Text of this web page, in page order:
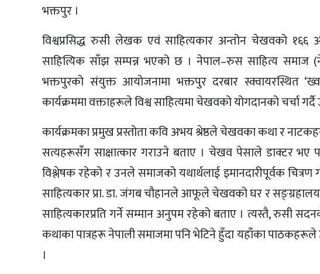
भक्तपुर ।
विश्वप्रसिद्ध रुसी लेखक एवं साहित्यकार अन्तोन चेखवको
साहित्यिक साँझ सम्पन्न भएको छ । नेपाल–रुस साहित्य
भक्तपुरको संयुक्त आयोजनामा भक्तपुर दरबार स्क्वायरस्थित
कार्यक्रममा वक्ताहरूले विश्व साहित्यमा चेखवको योगदानको चर्चा
कार्यक्रमका प्रमुख प्रस्तोता कवि अभय श्रेष्ठले चेखवका कथा र
सत्यहरूसँग साक्षात्कार गराउने बताए । चेखव पेसाले डाक्टर भए
विश्लेषक रहेको र उनले समाजको यथार्थलाई इमानदारीपूर्वक
साहित्यकार प्रा. डा. जंगब चौहानले आफूले चेखवको घर र
साहित्यकारप्रति गर्ने सम्मान अनुपम रहेको बताए । त्यस्तै, रुसी
कथाका पात्रहरू नेपाली समाजमा पनि भेटिने हुँदा यहाँका
।